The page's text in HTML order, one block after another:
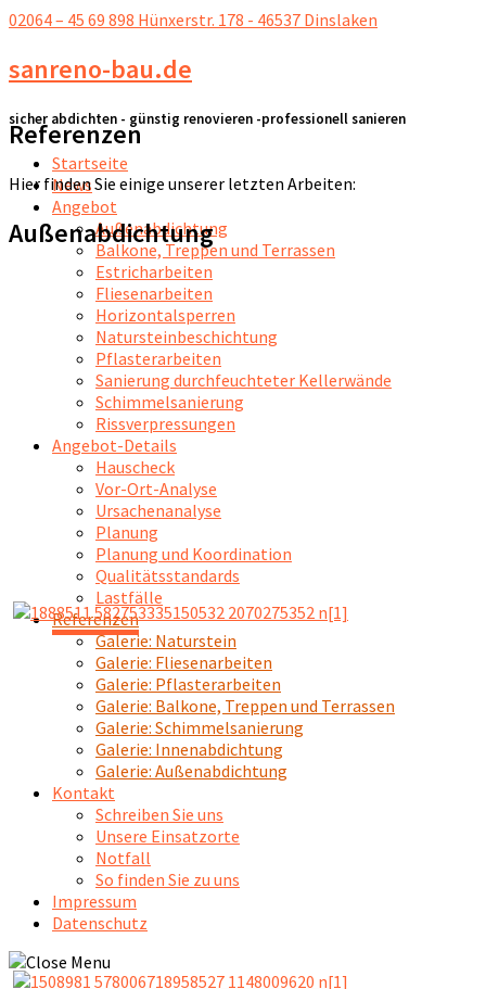
02064 – 45 69 898 Hünxerstr. 178 - 46537 Dinslaken
sanreno-bau.de
sicher abdichten - günstig renovieren -professionell sanieren
Startseite
News
Angebot
Außenabdichtung
Balkone, Treppen und Terrassen
Estricharbeiten
Fliesenarbeiten
Horizontalsperren
Natursteinbeschichtung
Pflasterarbeiten
Sanierung durchfeuchteter Kellerwände
Schimmelsanierung
Rissverpressungen
Angebot-Details
Hauscheck
Vor-Ort-Analyse
Ursachenanalyse
Planung
Planung und Koordination
Qualitätsstandards
Lastfälle
Referenzen
Galerie: Naturstein
Galerie: Fliesenarbeiten
Galerie: Pflasterarbeiten
Galerie: Balkone, Treppen und Terrassen
Galerie: Schimmelsanierung
Galerie: Innenabdichtung
Galerie: Außenabdichtung
Kontakt
Schreiben Sie uns
Unsere Einsatzorte
Notfall
So finden Sie zu uns
Impressum
Datenschutz
Referenzen
Hier finden Sie einige unserer letzten Arbeiten:
Außenabdichtung